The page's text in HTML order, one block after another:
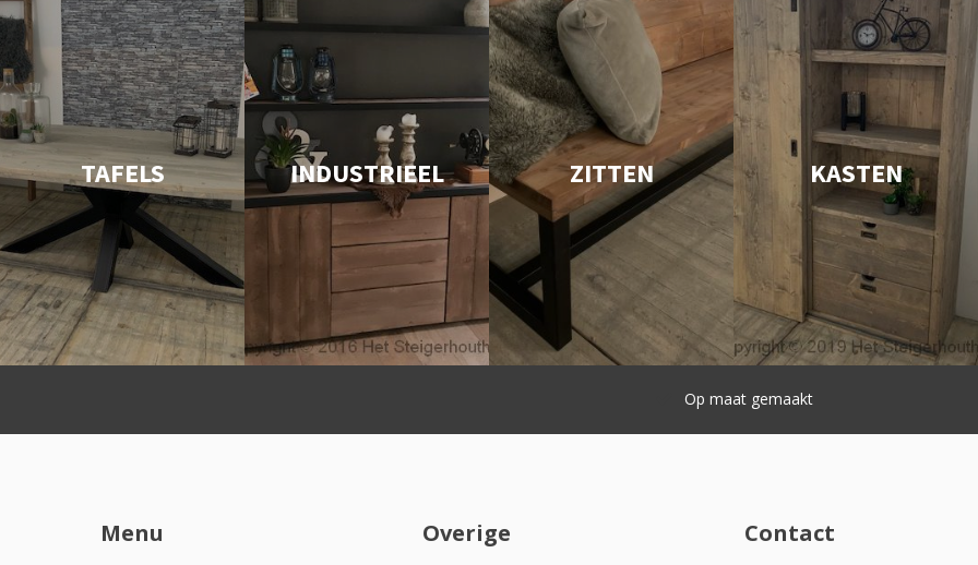
TAFELS INDUSTRIEEL ZITTEN KASTEN
Snelle levering
Menu Overige Contact